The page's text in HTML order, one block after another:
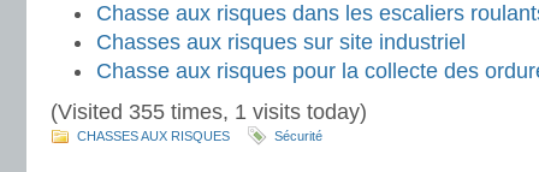
Chasse aux risques dans les escaliers
Chasses aux risques sur site industriel
Chasse aux risques pour la collecte des
(Visited 355 times, 1 visits today)
CHASSES AUX RISQUES Sécurité